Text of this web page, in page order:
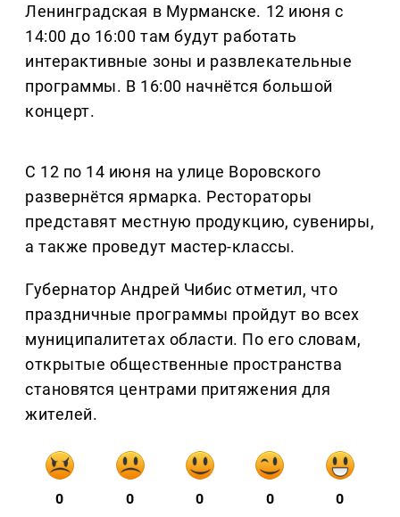
Ленинградская в Мурманске. 12 июня с
14:00 до 16:00 там будут работать
интерактивные зоны и развлекательные
программы. В 16:00 начнётся большой
концерт.
С 12 по 14 июня на улице Воровского
развернётся ярмарка. Рестораторы
представят местную продукцию, сувениры,
а также проведут мастер-классы.
Губернатор Андрей Чибис отметил, что
праздничные программы пройдут во всех
муниципалитетах области. По его словам,
открытые общественные пространства
становятся центрами притяжения для
жителей.
0 0 0 0 0